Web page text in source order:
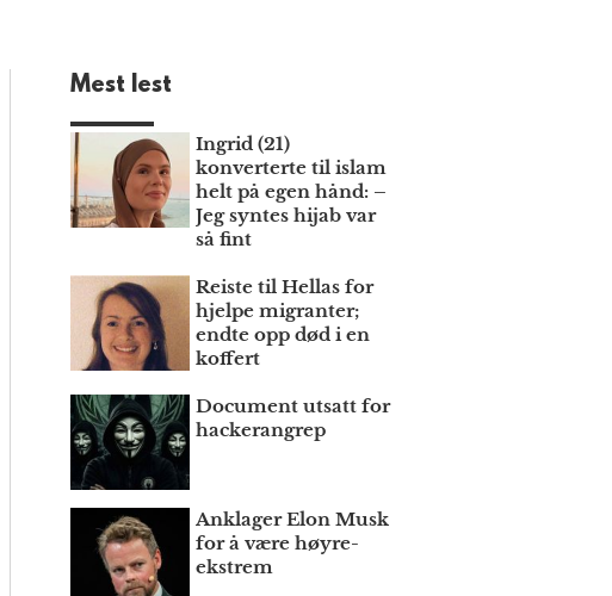
Mest lest
Ingrid (21)
konverterte til islam
helt på egen hånd: –
Jeg syntes hijab var
så fint
Reiste til Hellas for
hjelpe migranter;
endte opp død i en
koffert
Document utsatt for
hackerangrep
Anklager Elon Musk
for å være høyre­
ekstrem